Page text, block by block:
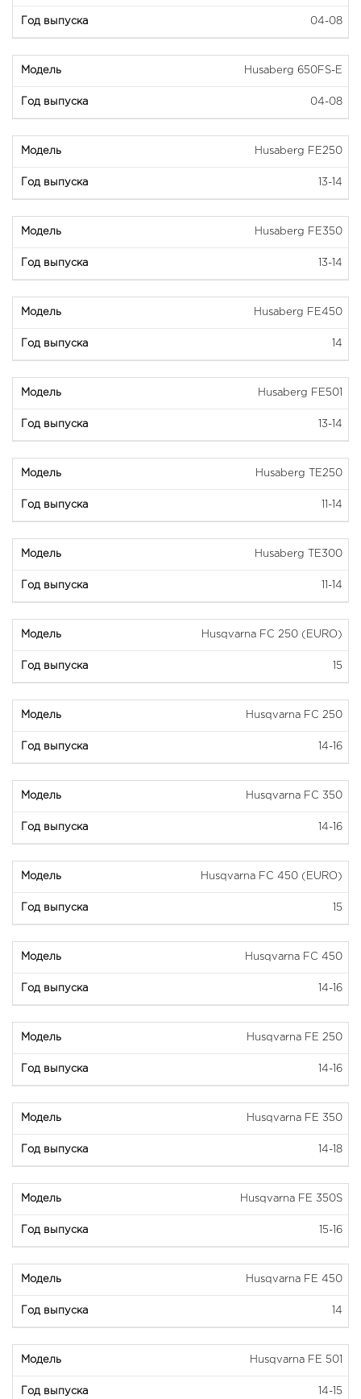
04-08
Husaberg 650FS-E
04-08
Husaberg FE250
13-14
Husaberg FE350
13-14
Husaberg FE450
14
Husaberg FE501
13-14
Husaberg TE250
11-14
Husaberg TE300
11-14
Husqvarna FC 250 (EURO)
15
Husqvarna FC 250
14-16
Husqvarna FC 350
14-16
Husqvarna FC 450 (EURO)
15
Husqvarna FC 450
14-16
Husqvarna FE 250
14-16
Husqvarna FE 350
14-18
Husqvarna FE 350S
15-16
Husqvarna FE 450
14
Husqvarna FE 501
14-15